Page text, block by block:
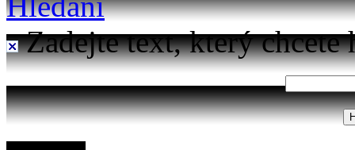
Zadejte text, který chcete